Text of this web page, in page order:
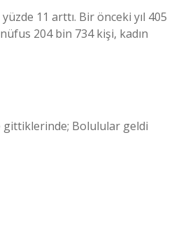
11 arttı. Bir önceki yıl 405
204 bin 734 kişi, kadın
gittiklerinde; Bolulular geldi